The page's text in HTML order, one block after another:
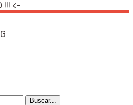
!!! <-
Buscar...